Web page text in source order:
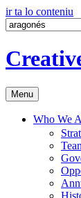
ir ta lo conteniu
Menu
Who We